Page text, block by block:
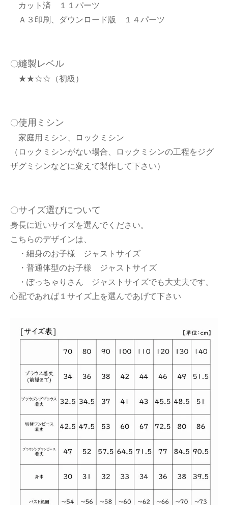
カット済 １１パーツ
Ａ３印刷、ダウンロード版 １４パーツ
〇縫製レベル
★★☆☆（初級）
〇使用ミシン
家庭用ミシン、ロックミシン
（ロックミシンがない場合、ロックミシンの工程をジグ
ザグミシンなどに変えて製作して下さい）
〇サイズ選びについて
身長に近いサイズを選んでください。
こちらのデザインは、
・細身のお子様 ジャストサイズ
・普通体型のお子様 ジャストサイズ
・ぽっちゃりさん ジャストサイズでも大丈夫です。
心配であれば１サイズ上を選んであげて下さい